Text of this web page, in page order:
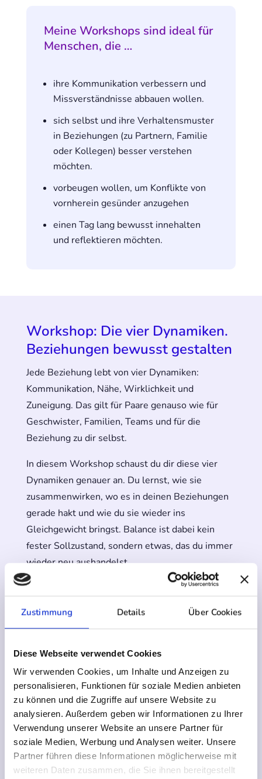
Zustimmung Details Über Cookies
Diese Webseite verwendet Cookies
Wir verwenden Cookies, um Inhalte und Anzeigen zu
personalisieren, Funktionen für soziale Medien anbieten
zu können und die Zugriffe auf unsere Website zu
analysieren. Außerdem geben wir Informationen zu Ihrer
Verwendung unserer Website an unsere Partner für
soziale Medien, Werbung und Analysen weiter. Unsere
Partner führen diese Informationen möglicherweise mit
weiteren Daten zusammen, die Sie ihnen bereitgestellt
Meine Workshops sind ideal für
Menschen, die …
ihre Kommunikation verbessern und
Missverständnisse abbauen wollen.
sich selbst und ihre Verhaltensmuster
in Beziehungen (zu Partnern, Familie
oder Kollegen) besser verstehen
möchten.
vorbeugen wollen, um Konflikte von
vornherein gesünder anzugehen
einen Tag lang bewusst innehalten
und reflektieren möchten.
Workshop: Die vier Dynamiken.
Beziehungen bewusst gestalten
Jede Beziehung lebt von vier Dynamiken:
Kommunikation, Nähe, Wirklichkeit und
Zuneigung. Das gilt für Paare genauso wie für
Geschwister, Familien, Teams und für die
Beziehung zu dir selbst.
In diesem Workshop schaust du dir diese vier
Dynamiken genauer an. Du lernst, wie sie
zusammenwirken, wo es in deinen Beziehungen
gerade hakt und wie du sie wieder ins
Gleichgewicht bringst. Balance ist dabei kein
fester Sollzustand, sondern etwas, das du immer
wieder neu aushandelst.
Du musst niemanden mitbringen. Du kannst zu
zweit kommen oder allein und an genau der
Beziehung arbeiten, die dich gerade beschäftigt.
Was dich erwartet:
Kommunikation:Du erkennst deine eigenen
Muster und bekommst Werkzeuge, um klarer
zu sagen, was du meinst, und besser zu hören,
was beim anderen ankommt.
Nähe:Du verstehst den Unterschied zwischen
räumlicher und emotionaler Nähe und wie